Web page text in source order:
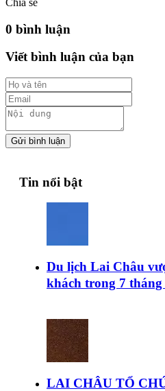
0 bình luận
Viết bình luận của bạn
Gửi bình luận
Tin nổi bật
Du lịch Lai Châu
khách trong 7
LAI CHÂU TỔ